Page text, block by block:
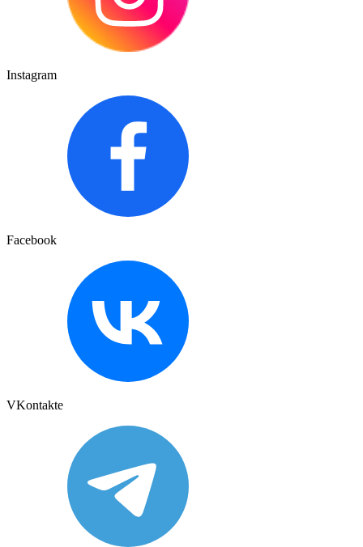
Instagram
Facebook
VKontakte